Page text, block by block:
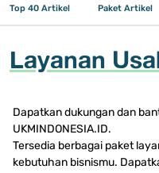
Top 40 Artikel Paket Artikel
Layanan
Dapatkan dukungan dan
UKMINDONESIA.ID.
Tersedia berbagai paket
kebutuhan bisnismu.